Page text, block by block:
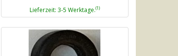
Lieferzeit: 3-5 Werktage.(1)